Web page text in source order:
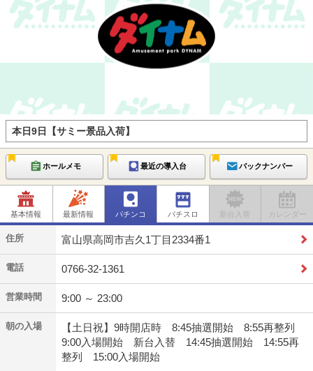
本日9日【サミー景品入荷】
ホールメモ 最近の導入台 バックナンバー
基本情報 最新情報 パチンコ パチスロ 新台入替 カレンダー
住所 富山県高岡市吉久1丁目2334番1
電話 0766-32-1361
営業時間 9:00 ～ 23:00
朝の入場
【土日祝】9時開店時 8:45抽選開始 8:55再整列
9:00入場開始 新台入替 14:45抽選開始 14:55再
整列 15:00入場開始